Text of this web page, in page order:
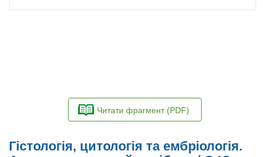
Читати фрагмент (PDF)
Гістологія, цитологія та ембріологія.